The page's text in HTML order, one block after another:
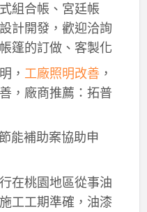
組合帳、宮廷帳
計開發，歡迎洽詢
篷的訂做、客製化
， 工廠照明改善，
，廠商推薦：拓普
能補助案協助申
在桃園地區從事油
工工期準確，油漆